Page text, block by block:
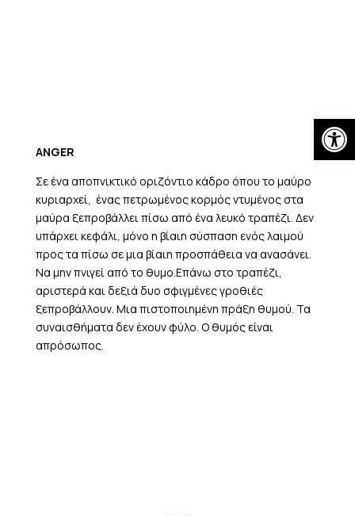
ANGER
Σε ένα αποπνικτικό οριζόντιο κάδρο όπου το μαύρο
κυριαρχεί, ένας πετρωμένος κορμός ντυμένος στα
μαύρα ξεπροβάλλει πίσω από ένα λευκό τραπέζι. Δεν
υπάρχει κεφάλι, μόνο η βίαιη σύσπαση ενός λαιμού
προς τα πίσω σε μια βίαιη προσπάθεια να ανασάνει.
Να μην πνιγεί από το θυμο.Επάνω στο τραπέζι,
αριστερά και δεξιά δυο σφιγμένες γροθιές
ξεπροβάλλουν. Μια πιστοποιημένη πράξη θυμού. Τα
συναισθήματα δεν έχουν φύλο. Ο θυμός είναι
απρόσωπος.